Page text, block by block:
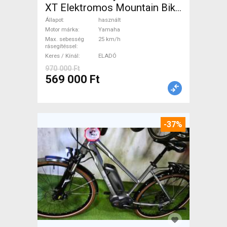
XT Elektromos Mountain Bike
össztelós / fully Yamaha
használt ELADÓ
Állapot
használt
Motor márka
Yamaha
Max. sebesség
rásegítéssel
25 km/h
Keres / Kínál ELADÓ
970 000 Ft
569 000 Ft
-37%